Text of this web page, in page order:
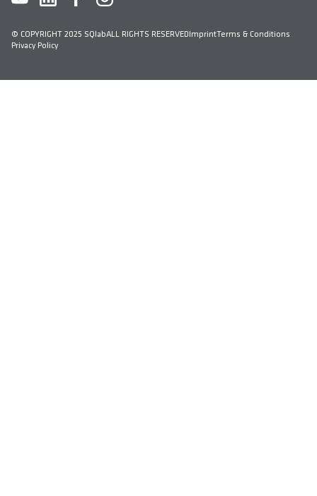
© COPYRIGHT 2025 SQlabALL RIGHTS RESERVEDImprintTerms & Conditions
Privacy Policy